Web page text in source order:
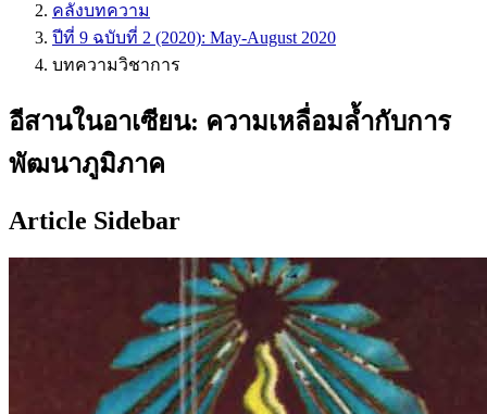
คลังบทความ
ปีที่ 9 ฉบับที่ 2 (2020): May-August 2020
บทความวิชาการ
อีสานในอาเซียน: ความเหลื่อมล้ำกับการ
พัฒนาภูมิภาค
Article Sidebar